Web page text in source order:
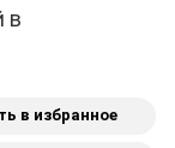
в
в избранное